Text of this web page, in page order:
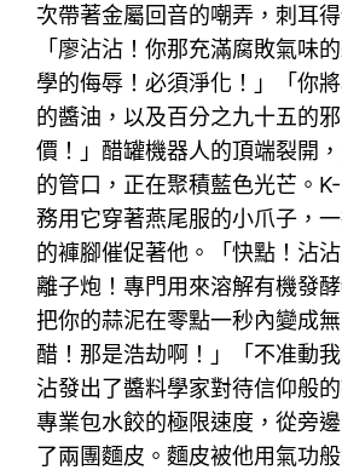
次帶著金屬回音的嘲弄，刺耳
「廖沾沾！你那充滿腐敗氣味
學的侮辱！必須淨化！」「你
的醬油，以及百分之九十五的
價！」醋罐機器人的頂端裂開
的管口，正在聚積藍色光芒。
務用它穿著燕尾服的小爪子，
的褲腳催促著他。「快點！沾
離子炮！專門用來溶解有機發
把你的蒜泥在零點一秒內變成
醋！那是浩劫啊！」「不准動
沾發出了醬料學家對待信仰般
專業包水餃的極限速度，從旁
了兩團麵皮。麵皮被他用氣功